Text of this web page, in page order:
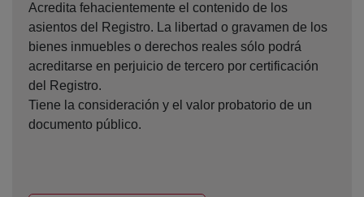
Acredita fehacientemente el contenido de los
asientos del Registro. La libertad o gravamen de los
bienes inmuebles o derechos reales sólo podrá
acreditarse en perjuicio de tercero por certificación
del Registro.
Tiene la consideración y el valor probatorio de un
documento público.